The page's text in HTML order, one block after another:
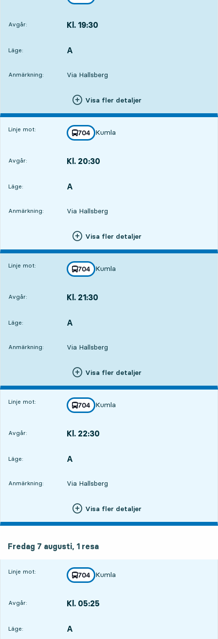
Avgår: Kl. 19:30
Läge:
LÄGE, A
,
Anmärkning: Via Hallsberg
Visa fler detaljer
Linje mot: linje
704
mot
Kumla
,
Avgår: Kl. 20:30
Läge:
LÄGE, A
,
Anmärkning: Via Hallsberg
Visa fler detaljer
Linje mot: linje
704
mot
Kumla
,
Avgår: Kl. 21:30
Läge:
LÄGE, A
,
Anmärkning: Via Hallsberg
Visa fler detaljer
Linje mot: linje
704
mot
Kumla
,
Avgår: Kl. 22:30
Läge:
LÄGE, A
,
Anmärkning: Via Hallsberg
Visa fler detaljer
Fredag 7 augusti, 1 resa
Linje mot: linje
704
mot
Kumla
,
Avgår: Kl. 05:25
Läge:
LÄGE, A
,